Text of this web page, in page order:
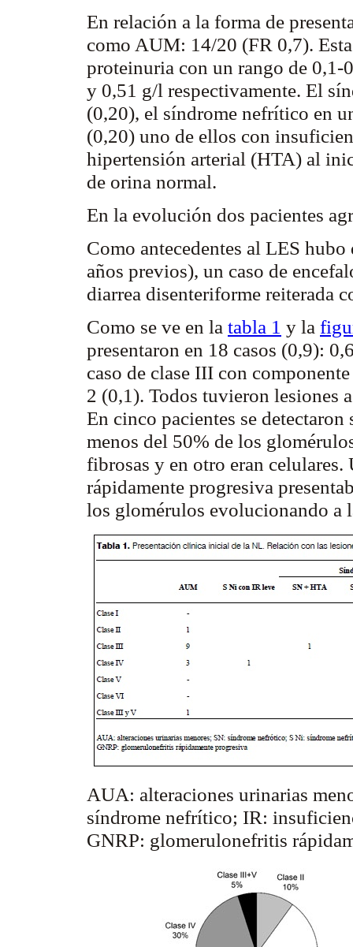
En relación a la forma de
como AUM: 14/20 (FR 0,7).
proteinuria con un rango de
y 0,51 g/l respectivamente. El
(0,20), el síndrome nefrítico en
(0,20) uno de ellos con
hipertensión arterial (HTA) al
de orina normal.
En la evolución dos pacientes
Como antecedentes al LES
años previos), un caso de
diarrea disenteriforme reiterada
Como se ve en la tabla 1 y la
presentaron en 18 casos (0,9):
caso de clase III con
2 (0,1). Todos tuvieron lesiones
En cinco pacientes se detectaron
menos del 50% de los
fibrosas y en otro eran
rápidamente progresiva
los glomérulos evolucionando a
AUA: alteraciones urinarias
síndrome nefrítico; IR:
GNRP: glomerulonefritis